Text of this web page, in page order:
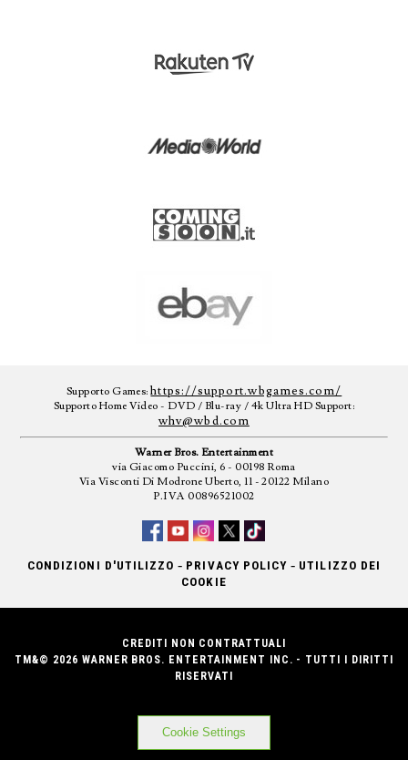
Supporto Games:https://support.wbgames.com/
Supporto Home Video - DVD / Blu-ray / 4k Ultra HD Support:
whv@wbd.com
Warner Bros. Entertainment
via Giacomo Puccini, 6 - 00198 Roma
Via Visconti Di Modrone Uberto, 11 - 20122 Milano
P.IVA 00896521002
CONDIZIONI D'UTILIZZO - PRIVACY POLICY - UTILIZZO DEI
COOKIE
CREDITI NON CONTRATTUALI
TM&© 2026 WARNER BROS. ENTERTAINMENT INC. - TUTTI I DIRITTI
RISERVATI
Cookie Settings